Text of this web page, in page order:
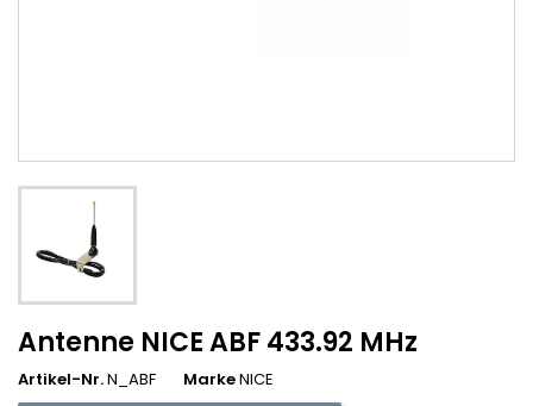
Antenne NICE ABF 433.92 MHz
Artikel-Nr.N_ABF MarkeNICE